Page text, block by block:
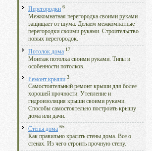
Перегородки 6
Межкомнатная перегородка своими руками
защищает от шума. Делаем межкомнатные
перегородки своими руками. Строительство
новых перегородок.
Потолок дома 17
Монтаж потолка своими руками. Типы и
особенности потолков.
Ремонт крыши 3
Самостоятельный ремонт крыши для более
хорошей прочности. Утепление и
гидроизоляция крыши своими руками.
Способы самостоятельно построить крышу
дома или дачи.
Стены дома 65
Как правильно красить стены дома. Все о
стенах. Из чего строить прочную стену.